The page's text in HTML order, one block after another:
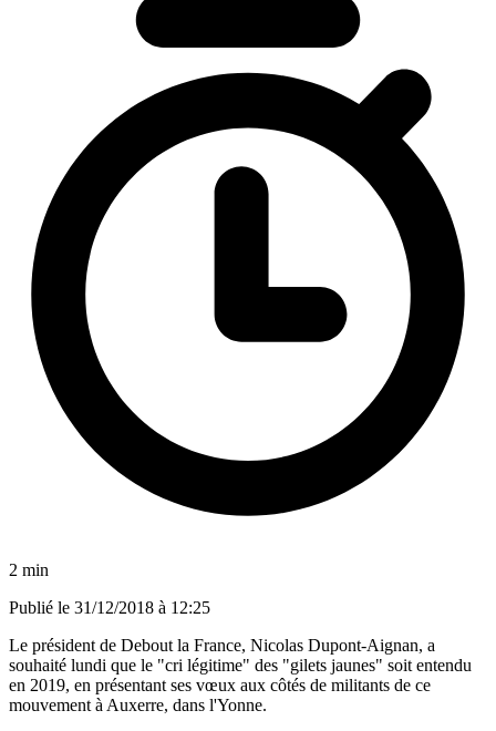
2 min
Publié le 31/12/2018 à 12:25
Le président de Debout la France, Nicolas Dupont-Aignan, a
souhaité lundi que le "cri légitime" des "gilets jaunes" soit entendu
en 2019, en présentant ses vœux aux côtés de militants de ce
mouvement à Auxerre, dans l'Yonne.